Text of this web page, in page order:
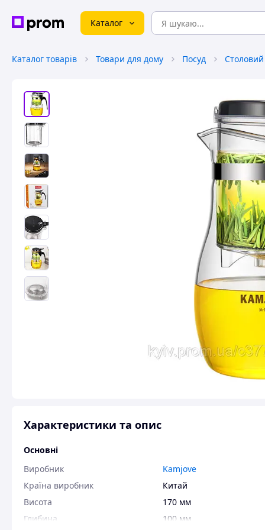
Каталог
Каталог товарів Товари для дому Посуд
Характеристики та опис
Основні
Виробник
Kamjove
Країна виробник
Китай
Висота
170 мм
Глибина
100 мм